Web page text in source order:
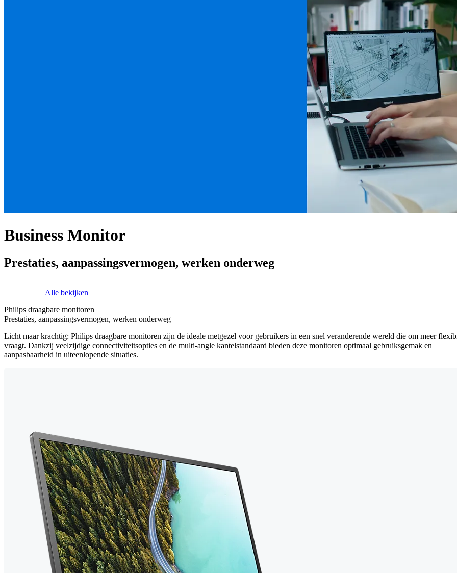
Business Monitor
Prestaties, aanpassingsvermogen, werken onderweg
Alle bekijken
Philips draagbare monitoren
Prestaties, aanpassingsvermogen, werken onderweg
Licht maar krachtig: Philips draagbare monitoren zijn de ideale metgezel voor gebruikers in een snel veranderende wereld die om meer
vraagt. Dankzij veelzijdige connectiviteitsopties en de multi-angle kantelstandaard bieden deze monitoren optimaal gebruiksgemak en
aanpasbaarheid in uiteenlopende situaties.